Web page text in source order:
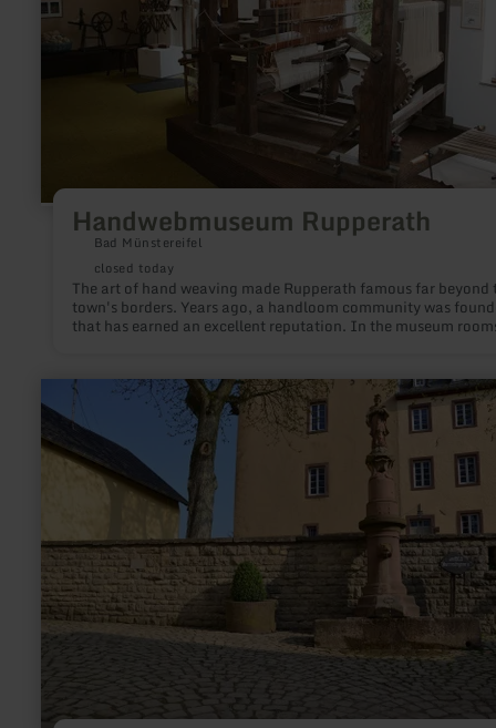
Handwebmuseum Rupperath
Bad Münstereifel
closed today
The art of hand weaving made Rupperath famous far beyond
town's borders. Years ago, a handloom community was
that has earned an excellent reputation. In the museum
according to the old art.
learn
more
about:
Historic
centre